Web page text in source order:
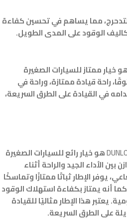
مما يساهم في تحسين كفاءة
الوقود على المدى الطويل.
خيار ممتاز للسيارات الصغيرة
راحة قيادة ممتازة، وراحة في
في القيادة على الطرق السريعة،
هو خيار رائع للسيارات الصغيرة
الأداء الجيد والراحة أثناء
يوفر الإطار ثباتًا ممتازًا وتماسكًا
أنه يمتاز بكفاءة استهلاك الوقود
يعتبر هذا الإطار مثاليًا للقيادة
على الطرق السريعة.